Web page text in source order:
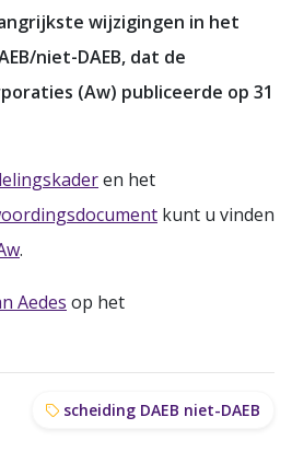
wijzigingen in het
niet-DAEB, dat de
(Aw) publiceerde op 31
en het
kunt u vinden
.
Aedes op het
scheiding DAEB niet-DAEB